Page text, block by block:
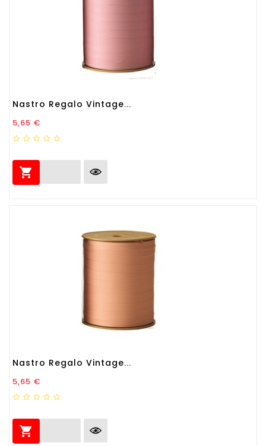
Nastro Regalo Vintage...
Prezzo
5,65 €

Nastro Regalo Vintage...
Prezzo
5,65 €
